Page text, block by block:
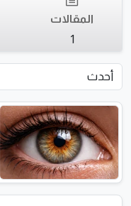
المقالات
1
الصحه العامة